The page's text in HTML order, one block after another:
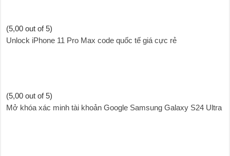
(5,00 out of 5)
Unlock iPhone 11 Pro Max code quốc tế giá cực rẻ
(5,00 out of 5)
Mở khóa xác minh tài khoản Google Samsung Galaxy S24 Ultra